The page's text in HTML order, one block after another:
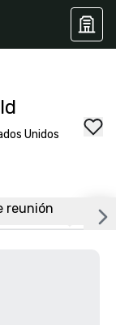
Unidos
reunión